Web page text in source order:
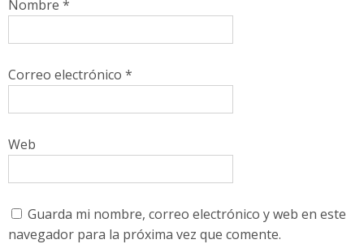
Nombre *
Correo electrónico *
Web
Guarda mi nombre, correo electrónico y web en este
navegador para la próxima vez que comente.